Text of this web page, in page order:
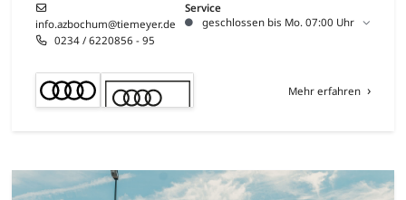
info.azbochum@tiemeyer.de
0234 / 6220856 - 95
Service
geschlossen bis Mo. 07:00 Uhr
Mehr erfahren